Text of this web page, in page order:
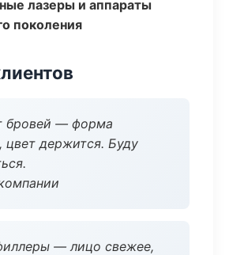
лазеры и аппараты
поколения
бровей — форма
цвет держится. Буду
— лицо свежее,